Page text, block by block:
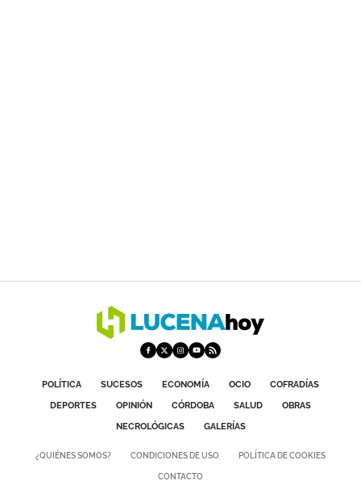
POLÍTICA SUCESOS ECONOMÍA OCIO
COFRADÍAS
DEPORTES
OPINIÓN CÓRDOBA SALUD
OBRAS
NECROLÓGICAS
GALERÍAS
¿QUIÉNES SOMOS? CONDICIONES DE USO POLÍTICA DE COOKIES
CONTACTO